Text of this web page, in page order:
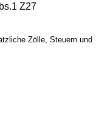
Z27
Zölle, Steuern und